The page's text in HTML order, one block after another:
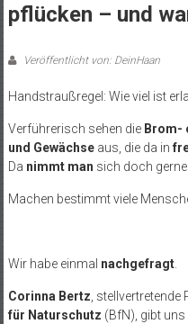
pflücken – und
Veröffentlicht von: DeinHaan
Handstraußregel: Wie viel ist
Verführerisch sehen die Brom-
und Gewächseaus, die da in
Da nimmt man sich doch gerne
Machen bestimmt viele
Wir habe einmal nachgefragt.
Corinna Bertz ,
für Naturschutz (BfN), gibt uns